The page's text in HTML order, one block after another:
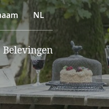
NL
Belevingen